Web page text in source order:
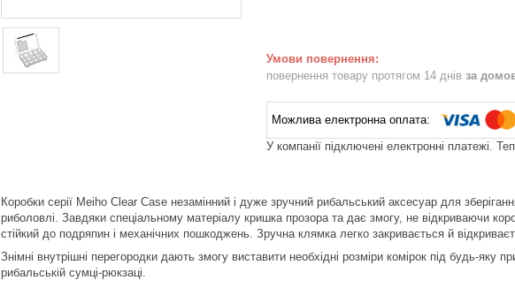
повернення товару протягом 14 днів за
У компанії підключені електронні платежі.
Коробки серії Meiho Clear Case незамінний і дуже зручний рибальський аксесуар для
риболовлі. Завдяки спеціальному матеріалу кришка прозора та дає змогу, не відкриваючи
стійкий до подряпин і механічних пошкоджень. Зручна клямка легко закривається й
Знімні внутрішні перегородки дають змогу виставити необхідні розміри комірок під будь-
рибальській сумці-рюкзаці.